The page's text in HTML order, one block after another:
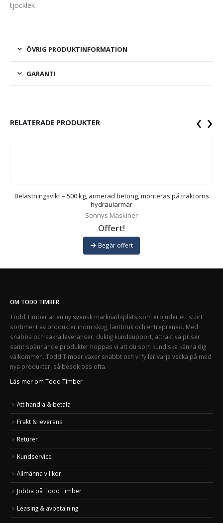
tjocklek.
ÖVRIG PRODUKTINFORMATION
GARANTI
RELATERADE PRODUKTER
Belastningsvikt – 500 kg, armerad betong, monteras på traktorns
hydraularmar
Sonnys Maskiner
Offert!
Begär offert
‹ ›
OM TODD TIMBER
Todd Timber är en ny svensk marknadsplats som erbjuder ett stort
sortiment av produkter inom skog, lantbruk och entreprenad. Med
snabba och säkra leveranser, duktig kundsupport, attraktiva priser
samt spännande produkter hoppas vi att du som kund ska känna dig
välkommen. Todd Timber växer snabbt och vi fyller varje vecka på med
nya produkter, så besök oss ofta.
Läs mer om Todd Timber
Att handla & betala
Frakt & leverans
Returer
Kundservice
Allmänna villkor
Jobba på Todd Timber
Leasing & avbetalning